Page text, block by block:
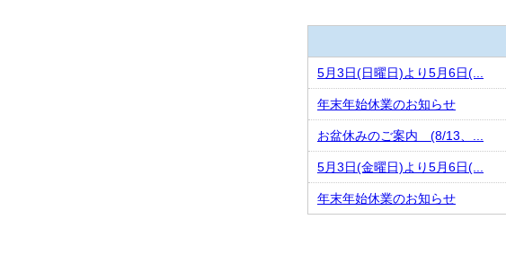
5月3日(日曜日)より5月6日(...
年末年始休業のお知らせ
お盆休みのご案内 (8/13、...
5月3日(金曜日)より5月6日(...
年末年始休業のお知らせ